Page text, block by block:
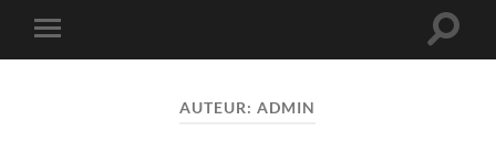
Toggle
mobiel
Toggle
AUTEUR:ADMIN